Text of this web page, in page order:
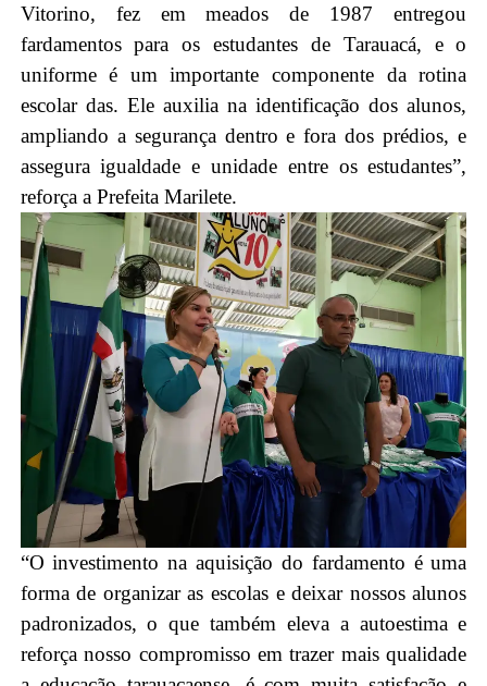
Vitorino, fez em meados de 1987 entregou
fardamentos para os estudantes de Tarauacá, e o
uniforme é um importante componente da rotina
escolar das. Ele auxilia na identificação dos alunos,
ampliando a segurança dentro e fora dos prédios, e
assegura igualdade e unidade entre os estudantes”,
reforça a Prefeita Marilete.
“O investimento na aquisição do fardamento é uma
forma de organizar as escolas e deixar nossos alunos
padronizados, o que também eleva a autoestima e
reforça nosso compromisso em trazer mais qualidade